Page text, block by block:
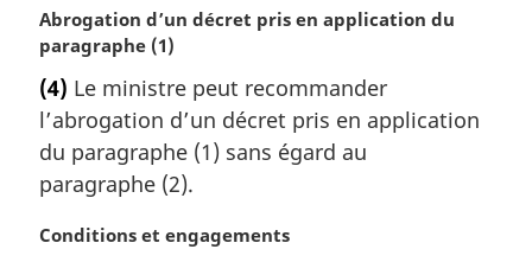
e
:
N
o
e
m
a
r
g
i
Abrogation d’un décret pris en application du
paragraphe (1)
(4) Le ministre peut recommander
l’abrogation d’un décret pris en application
du paragraphe (1) sans égard au
paragraphe (2).
N
Conditions et engagements